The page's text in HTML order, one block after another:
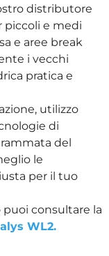
distributore
piccoli e medi
e aree break
i vecchi
pratica e
utilizzo
di
del
le
per il tuo
consultare la
WL2.